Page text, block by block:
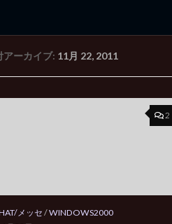
記 3rd Edition
アーカイブ: 11月 22, 2011
2
メッセ/WINDOWS2000